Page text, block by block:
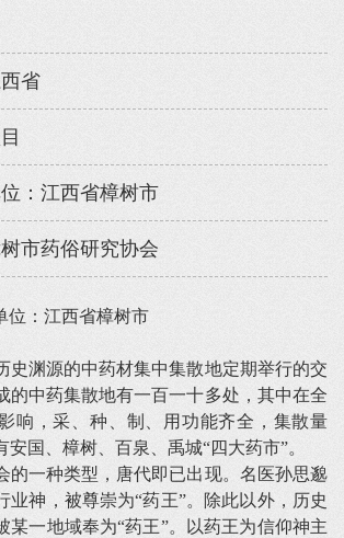
省
：江西省樟树市
市药俗研究协会
位：江西省樟树市
渊源的中药材集中集散地定期举行的交
的中药集散地有一百一十多处，其中在全
响，采、种、制、用功能齐全，集散量
安国、樟树、百泉、禹城“四大药市”。
的一种类型，唐代即已出现。名医孙思邈
业神，被尊崇为“药王”。除此以外，历史
某一地域奉为“药王”。以药王为信仰神主